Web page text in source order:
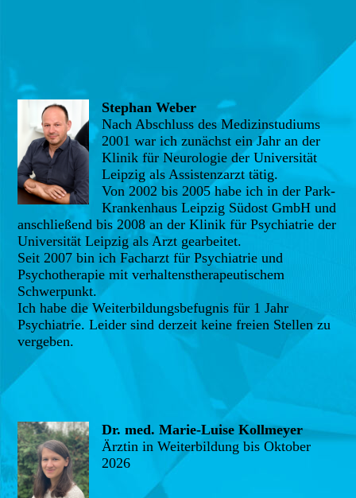
Stephan Weber
Nach Abschluss des Medizinstudiums
2001 war ich zunächst ein Jahr an der
Klinik für Neurologie der Universität
Leipzig als Assistenzarzt tätig.
Von 2002 bis 2005 habe ich in der Park-
Krankenhaus Leipzig Südost GmbH und
anschließend bis 2008 an der Klinik für Psychiatrie der
Universität Leipzig als Arzt gearbeitet.
Seit 2007 bin ich Facharzt für Psychiatrie und
Psychotherapie mit verhaltenstherapeutischem
Schwerpunkt.
Ich habe die Weiterbildungsbefugnis für 1 Jahr
Psychiatrie. Leider sind derzeit keine freien Stellen zu
vergeben.
Dr. med. Marie-Luise Kollmeyer
Ärztin in Weiterbildung bis Oktober
2026